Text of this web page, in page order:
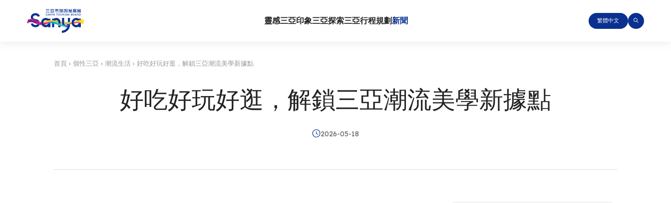
靈感三亞印象三亞探索三亞行程規劃新聞 繁體中文
首頁› 個性三亞 › 潮流生活› 好吃好玩好逛，解鎖三亞潮流美學新據點
好吃好玩好逛，解鎖三亞潮流美學新據點
2026-05-18